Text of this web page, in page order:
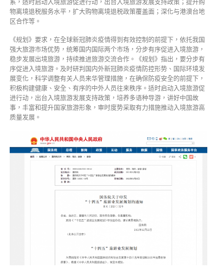
港
旅
游
业
繁
荣
发
展〉
中
物离境退税服务水平，扩大购物离境退税政策覆盖面；深化与港澳台地
区合作等。
《规划》要求，在全球新冠肺炎疫情得到有效控制的前提下，依托我国
强大旅游市场优势，统筹国内国际两个市场，分步有序促进入境旅游，
稳步发展出境旅游，持续推进旅游交流合作。《规划》指出，要分步有
序促进入境旅游。及时研判国内外新冠肺炎疫情防控形势、国际环境发
展变化，科学调整有关人员来华管理措施，在确保防疫安全的前提下，
积极构建健康、安全、有序的中外人员往来秩序。适时启动入境旅游促
进行动，出台入境旅游发展支持政策，培养多语种导游，讲好中国故
事，丰富和提升国家旅游形象，审时度势采取有力措施推动入境旅游高
质量发展。